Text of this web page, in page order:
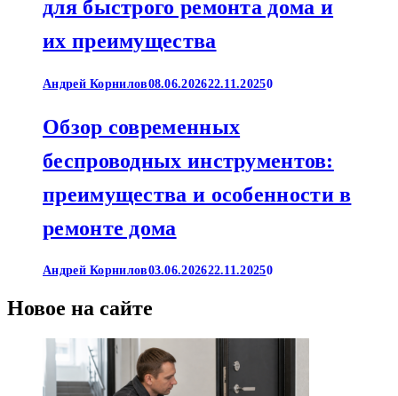
для быстрого ремонта дома и
их преимущества
Андрей Корнилов08.06.202622.11.20250
Обзор современных
беспроводных инструментов:
преимущества и особенности в
ремонте дома
Андрей Корнилов03.06.202622.11.20250
Новое на сайте